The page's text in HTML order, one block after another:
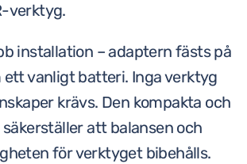
verktyg.
installation – adaptern fästs på
vanligt batteri. Inga verktyg
krävs. Den kompakta och
att balansen och
för verktyget bibehålls.